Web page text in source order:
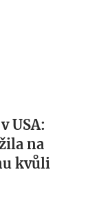
USA:
na
kvůli